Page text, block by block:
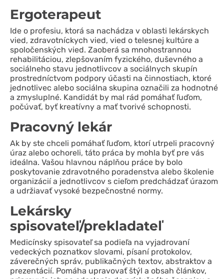
Ergoterapeut
Ide o profesiu, ktorá sa nachádza v oblasti lekárskych
vied, zdravotníckych vied, vied o telesnej kultúre a
spoločenských vied. Zaoberá sa mnohostrannou
rehabilitáciou, zlepšovaním fyzického, duševného a
sociálneho stavu jednotlivcov a sociálnych skupín
prostredníctvom podpory účasti na činnostiach, ktoré
jednotlivec alebo sociálna skupina označili za hodnotné
a zmysluplné. Kandidát by mal rád pomáhať ľuďom,
počúvať, byť kreatívny a mať tvorivé schopnosti.
Pracovný lekár
Ak by ste chceli pomáhať ľuďom, ktorí utrpeli pracovný
úraz alebo ochoreli, táto práca by mohla byť pre vás
ideálna. Vašou hlavnou náplňou práce by bolo
poskytovanie zdravotného poradenstva alebo školenie
organizácií a jednotlivcov s cieľom predchádzať úrazom
a udržiavať vysoké bezpečnostné normy.
Lekársky
spisovateľ/prekladateľ
Medicínsky spisovateľ sa podieľa na vyjadrovaní
vedeckých poznatkov slovami, písaní protokolov,
záverečných správ, publikačných textov, abstraktov a
prezentácií. Pomáha upravovať štýl a obsah článkov,